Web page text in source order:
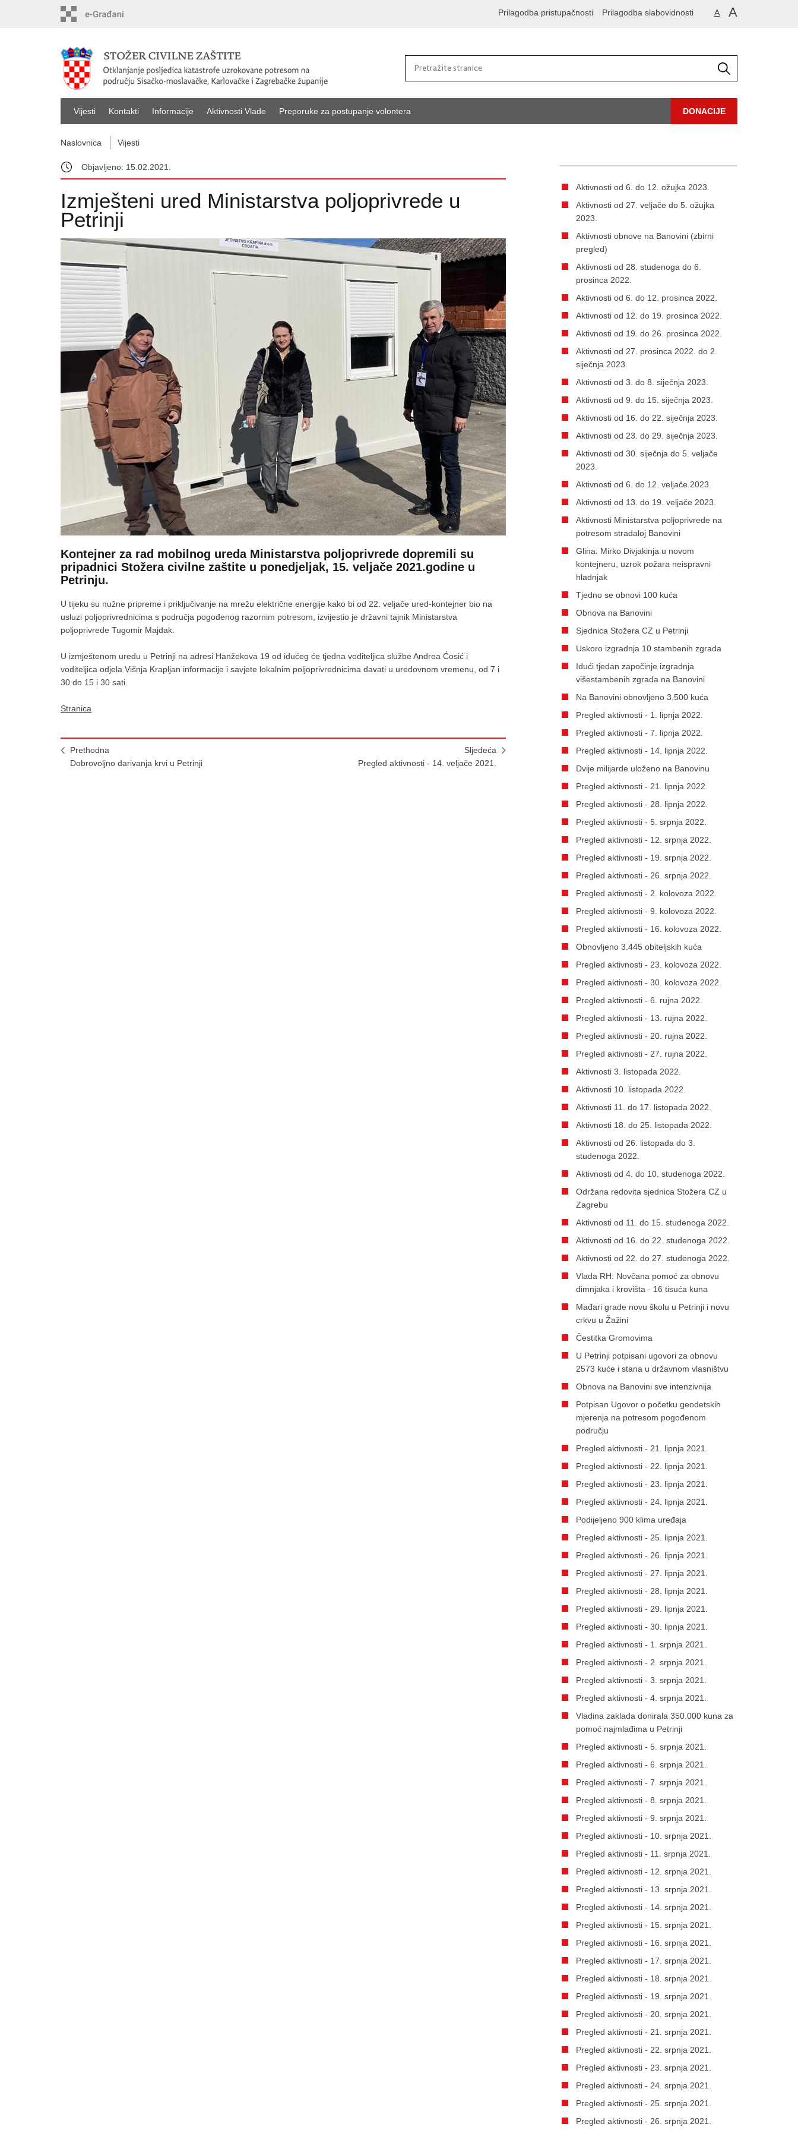
A A
Prilagodba pristupačnosti Prilagodba slabovidnosti
Vijesti Kontakti Informacije Aktivnosti Vlade Preporuke za postupanje volontera DONACIJE
Naslovnica Vijesti
Objavljeno: 15.02.2021.
Izmješteni ured Ministarstva poljoprivrede u
Petrinji
Kontejner za rad mobilnog ureda Ministarstva poljoprivrede dopremili su
pripadnici Stožera civilne zaštite u ponedjeljak, 15. veljače 2021.godine u
Petrinju.
U tijeku su nužne pripreme i priključivanje na mrežu električne energije kako bi od 22. veljače ured-kontejner bio na
usluzi poljoprivrednicima s područja pogođenog razornim potresom, izvijestio je državni tajnik Ministarstva
poljoprivrede Tugomir Majdak.
U izmještenom uredu u Petrinji na adresi Hanžekova 19 od idućeg će tjedna voditeljica službe Andrea Ćosić i
voditeljica odjela Višnja Krapljan informacije i savjete lokalnim poljoprivrednicima davati u uredovnom vremenu, od 7 i
30 do 15 i 30 sati.
Stranica
Prethodna
Dobrovoljno darivanja krvi u Petrinji
Sljedeća
Pregled aktivnosti - 14. veljače 2021.
Aktivnosti od 6. do 12. ožujka 2023.
Aktivnosti od 27. veljače do 5. ožujka
2023.
Aktivnosti obnove na Banovini (zbirni
pregled)
Aktivnosti od 28. studenoga do 6.
prosinca 2022.
Aktivnosti od 6. do 12. prosinca 2022.
Aktivnosti od 12. do 19. prosinca 2022.
Aktivnosti od 19. do 26. prosinca 2022.
Aktivnosti od 27. prosinca 2022. do 2.
siječnja 2023.
Aktivnosti od 3. do 8. siječnja 2023.
Aktivnosti od 9. do 15. siječnja 2023.
Aktivnosti od 16. do 22. siječnja 2023.
Aktivnosti od 23. do 29. siječnja 2023.
Aktivnosti od 30. siječnja do 5. veljače
2023.
Aktivnosti od 6. do 12. veljače 2023.
Aktivnosti od 13. do 19. veljače 2023.
Aktivnosti Ministarstva poljoprivrede na
potresom stradaloj Banovini
Glina: Mirko Divjakinja u novom
kontejneru, uzrok požara neispravni
hladnjak
Tjedno se obnovi 100 kuća
Obnova na Banovini
Sjednica Stožera CZ u Petrinji
Uskoro izgradnja 10 stambenih zgrada
Idući tjedan započinje izgradnja
višestambenih zgrada na Banovini
Na Banovini obnovljeno 3.500 kuća
Pregled aktivnosti - 1. lipnja 2022.
Pregled aktivnosti - 7. lipnja 2022.
Pregled aktivnosti - 14. lipnja 2022.
Dvije milijarde uloženo na Banovinu
Pregled aktivnosti - 21. lipnja 2022.
Pregled aktivnosti - 28. lipnja 2022.
Pregled aktivnosti - 5. srpnja 2022.
Pregled aktivnosti - 12. srpnja 2022.
Pregled aktivnosti - 19. srpnja 2022.
Pregled aktivnosti - 26. srpnja 2022.
Pregled aktivnosti - 2. kolovoza 2022.
Pregled aktivnosti - 9. kolovoza 2022.
Pregled aktivnosti - 16. kolovoza 2022.
Obnovljeno 3.445 obiteljskih kuća
Pregled aktivnosti - 23. kolovoza 2022.
Pregled aktivnosti - 30. kolovoza 2022.
Pregled aktivnosti - 6. rujna 2022.
Pregled aktivnosti - 13. rujna 2022.
Pregled aktivnosti - 20. rujna 2022.
Pregled aktivnosti - 27. rujna 2022.
Aktivnosti 3. listopada 2022.
Aktivnosti 10. listopada 2022.
Aktivnosti 11. do 17. listopada 2022.
Aktivnosti 18. do 25. listopada 2022.
Aktivnosti od 26. listopada do 3.
studenoga 2022.
Aktivnosti od 4. do 10. studenoga 2022.
Održana redovita sjednica Stožera CZ u
Zagrebu
Aktivnosti od 11. do 15. studenoga 2022.
Aktivnosti od 16. do 22. studenoga 2022.
Aktivnosti od 22. do 27. studenoga 2022.
Vlada RH: Novčana pomoć za obnovu
dimnjaka i krovišta - 16 tisuća kuna
Mađari grade novu školu u Petrinji i novu
crkvu u Žažini
Čestitka Gromovima
U Petrinji potpisani ugovori za obnovu
2573 kuće i stana u državnom vlasništvu
Obnova na Banovini sve intenzivnija
Potpisan Ugovor o početku geodetskih
mjerenja na potresom pogođenom
području
Pregled aktivnosti - 21. lipnja 2021.
Pregled aktivnosti - 22. lipnja 2021.
Pregled aktivnosti - 23. lipnja 2021.
Pregled aktivnosti - 24. lipnja 2021.
Podijeljeno 900 klima uređaja
Pregled aktivnosti - 25. lipnja 2021.
Pregled aktivnosti - 26. lipnja 2021.
Pregled aktivnosti - 27. lipnja 2021.
Pregled aktivnosti - 28. lipnja 2021.
Pregled aktivnosti - 29. lipnja 2021.
Pregled aktivnosti - 30. lipnja 2021.
Pregled aktivnosti - 1. srpnja 2021.
Pregled aktivnosti - 2. srpnja 2021.
Pregled aktivnosti - 3. srpnja 2021.
Pregled aktivnosti - 4. srpnja 2021.
Vladina zaklada donirala 350.000 kuna za
pomoć najmlađima u Petrinji
Pregled aktivnosti - 5. srpnja 2021.
Pregled aktivnosti - 6. srpnja 2021.
Pregled aktivnosti - 7. srpnja 2021.
Pregled aktivnosti - 8. srpnja 2021.
Pregled aktivnosti - 9. srpnja 2021.
Pregled aktivnosti - 10. srpnja 2021.
Pregled aktivnosti - 11. srpnja 2021.
Pregled aktivnosti - 12. srpnja 2021.
Pregled aktivnosti - 13. srpnja 2021.
Pregled aktivnosti - 14. srpnja 2021.
Pregled aktivnosti - 15. srpnja 2021.
Pregled aktivnosti - 16. srpnja 2021.
Pregled aktivnosti - 17. srpnja 2021.
Pregled aktivnosti - 18. srpnja 2021.
Pregled aktivnosti - 19. srpnja 2021.
Pregled aktivnosti - 20. srpnja 2021.
Pregled aktivnosti - 21. srpnja 2021.
Pregled aktivnosti - 22. srpnja 2021.
Pregled aktivnosti - 23. srpnja 2021.
Pregled aktivnosti - 24. srpnja 2021.
Pregled aktivnosti - 25. srpnja 2021.
Pregled aktivnosti - 26. srpnja 2021.